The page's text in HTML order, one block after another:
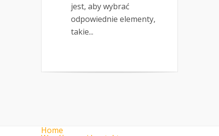
jest, aby wybrać
odpowiednie elementy,
takie...
Home